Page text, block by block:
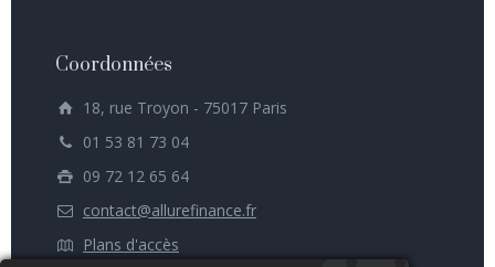
Coordonnées
18, rue Troyon - 75017 Paris
01 53 81 73 04
09 72 12 65 64
contact@allurefinance.fr
Plans d'accès